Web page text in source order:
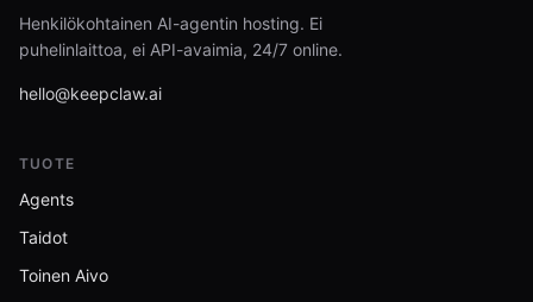
Henkilökohtainen AI-agentin hosting. Ei
puhelinlaittoa, ei API-avaimia, 24/7 online.
hello@keepclaw.ai
TUOTE
Agents
Taidot
Toinen Aivo